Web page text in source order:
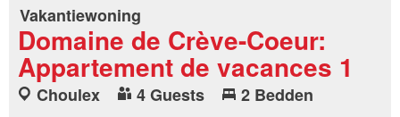
Vakantiewoning
Domaine de Crève-Coeur:
Appartement de vacances 1
Choulex 4 Guests
2 Bedden